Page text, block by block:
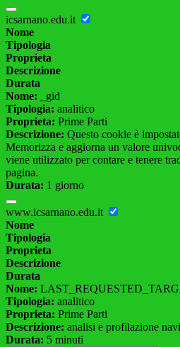
icsarnano.edu.it
Nome
Tipologia
Proprieta
Descrizione
Durata
Nome: _gid
Tipologia: analitico
Proprieta: Prime Parti
Descrizione: Questo cookie è
Memorizza e aggiorna un valore
viene utilizzato per contare e tenere
pagina.
Durata: 1 giorno
www.icsarnano.edu.it
Nome
Tipologia
Proprieta
Descrizione
Durata
Nome:
Tipologia: analitico
Proprieta: Prime Parti
Descrizione: analisi e profilazione
Durata: 5 minuti